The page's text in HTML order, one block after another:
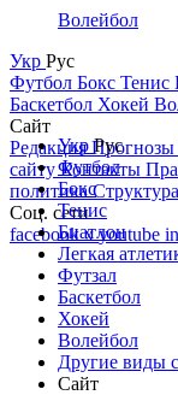
Волейбол
Укр Рус
Футбол Бокс Тенис
Баскетбол Хокей
Сайт
РедакцияПрогнозы
сайтуКонтакты
политика
Соц. сети
facebookxyoutube
УкрРус
Футбол
Бокс
Тенис
Биатлон
Легкая
Футзал
Баскетбол
Хокей
Волейбол
Другие виды
Сайт